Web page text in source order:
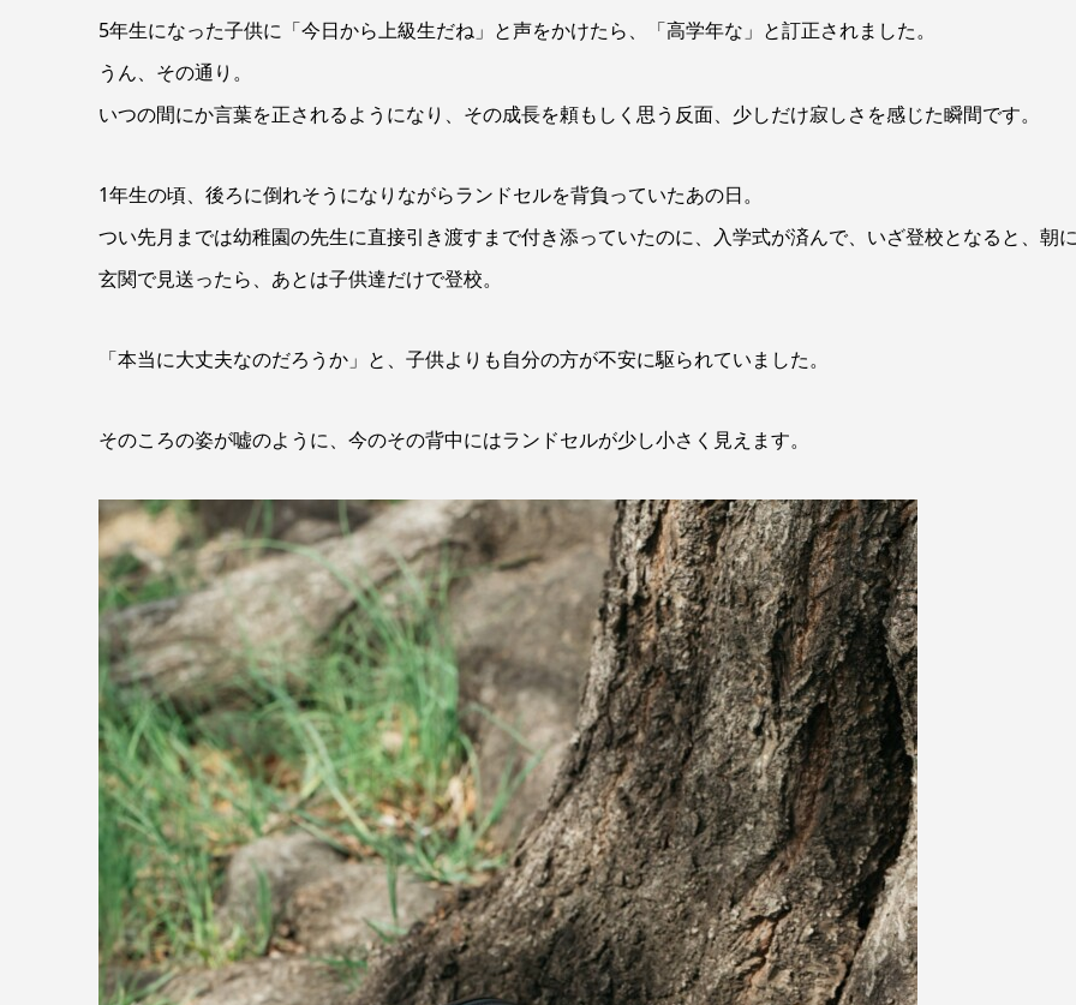
5年生になった子供に「今日から上級生だね」と声をかけたら、「高学年な」と訂正されました。
うん、その通り。
いつの間にか言葉を正されるようになり、その成長を頼もしく思う反面、少しだけ寂しさを感じた瞬間です。
1年生の頃、後ろに倒れそうになりながらランドセルを背負っていたあの日。
つい先月までは幼稚園の先生に直接引き渡すまで付き添っていたのに、入学式が済んで、いざ登校となると、朝
玄関で見送ったら、あとは子供達だけで登校。
「本当に大丈夫なのだろうか」と、子供よりも自分の方が不安に駆られていました。
そのころの姿が嘘のように、今のその背中にはランドセルが少し小さく見えます。